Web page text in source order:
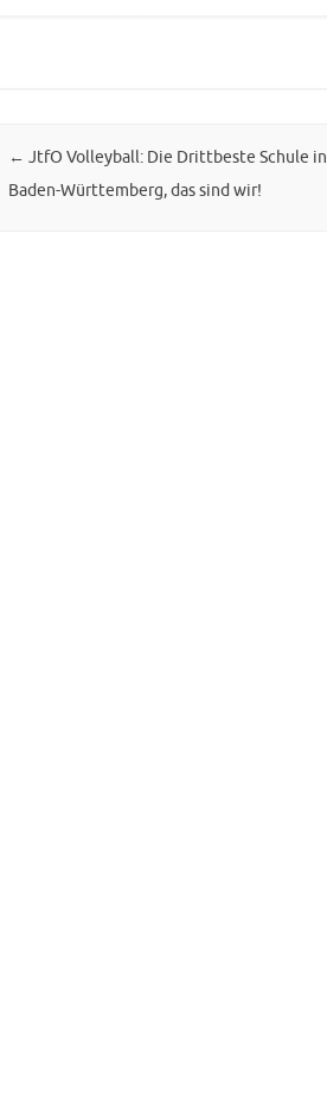
Post navigation
← JtfO Volleyball: Die Drittbeste Schule in
Baden-Württemberg, das sind wir!